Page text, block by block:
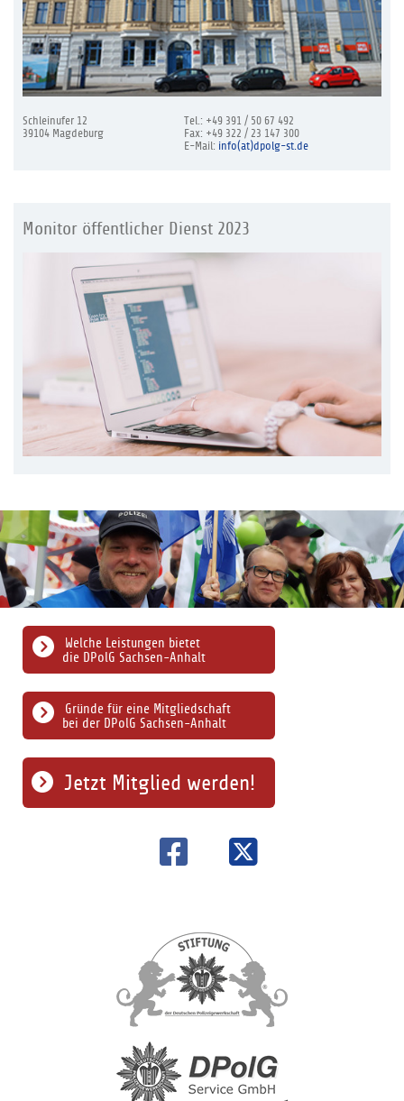
Schleinufer 12
39104 Magdeburg
Tel.: +49 391 / 50 67 492
Fax: +49 322 / 23 147 300
E-Mail: info(at)dpolg-st.de
Monitor öffentlicher Dienst 2023
Gründe für eine Mitgliedschaft
bei der DPolG Sachsen-Anhalt
Welche Leistungen bietet
die DPolG Sachsen-Anhalt
Jetzt Mitglied werden!